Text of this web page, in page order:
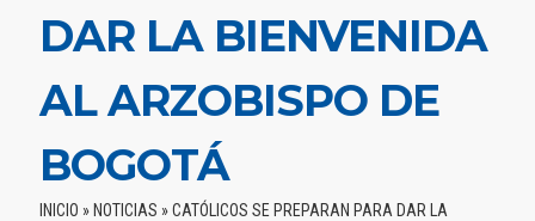
DAR LA BIENVENIDA
AL ARZOBISPO DE
BOGOTÁ
INICIO » NOTICIAS »CATÓLICOS SE PREPARAN PARA DAR LA